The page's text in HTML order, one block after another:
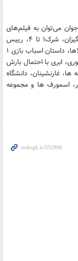
می‌توان به فیلم‌های
ماشینها، در جستجوی نمو، گارفیلد ۲، شگفت انگیزان، شرک۱ تا ۴، رییس
مزرعه، روباتها، عصر یخبندان۱ تا ۴، کارخانه هیولاها، داستان اسباب بازی ۱
ابری با احتمال بارش
ها، غارنشینان، دانشگاه
اسمورف ها و مجموعه